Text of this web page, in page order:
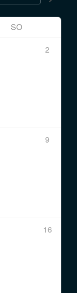
SO
2
9
16